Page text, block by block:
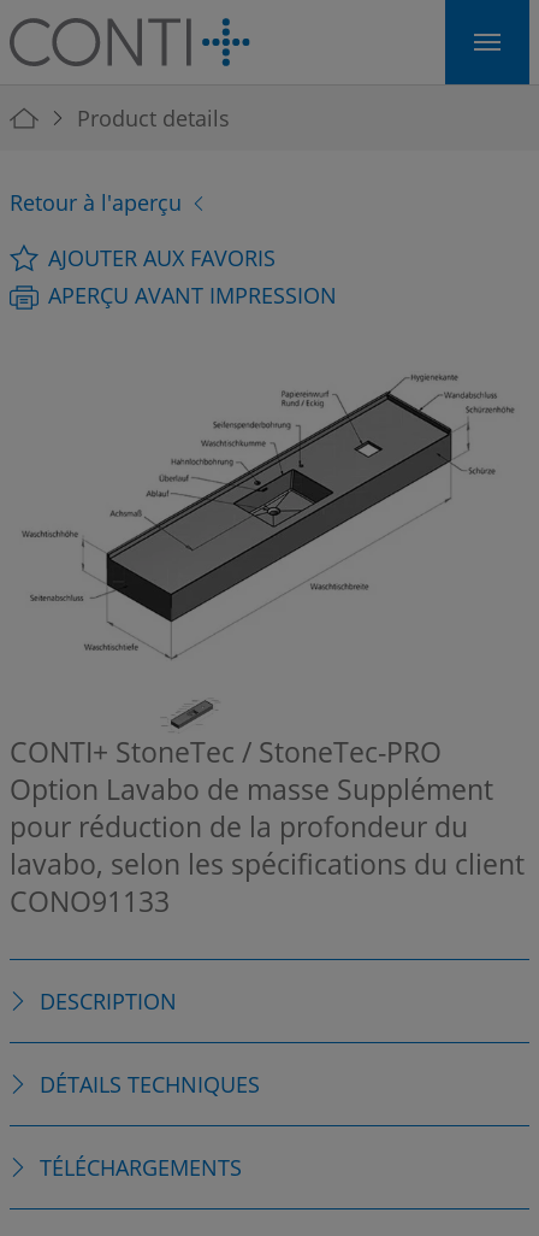
Skip to main navigation
Skip to main content
Skip to page footer
You are here:
Product details
Retour à l'aperçu
AJOUTER AUX FAVORIS
APERÇU AVANT IMPRESSION
CONTI+ StoneTec / StoneTec-PRO
Option Lavabo de masse Supplément
pour réduction de la profondeur du
lavabo, selon les spécifications du client
CONO91133
DESCRIPTION
DÉTAILS TECHNIQUES
TÉLÉCHARGEMENTS